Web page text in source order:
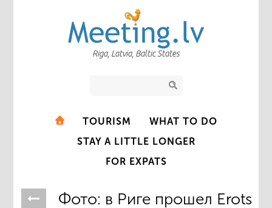
Riga, Latvia, Baltic States
TOURISM
WHAT TO DO
STAY A LITTLE LONGER
FOR EXPATS
Фото: в Риге прошел Erots